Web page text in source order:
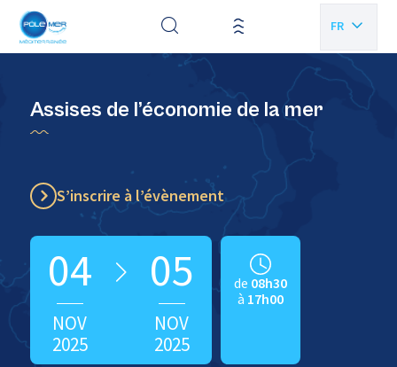
FR
Assises de l’économie de la mer
S’inscrire à l’évènement
04
NOV
2025
05
NOV
2025
de 08h30
à 17h00
Panneau de gestion des cookies